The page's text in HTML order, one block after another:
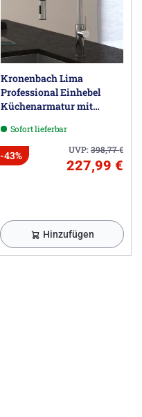
Kronenbach Lima
Professional Einhebel
Küchenarmatur mit
Auslauf, Handbrause mit 2
Strahlarten
Sofort lieferbar
UVP:398,77€
-43%
227,99 €
Hinzufügen